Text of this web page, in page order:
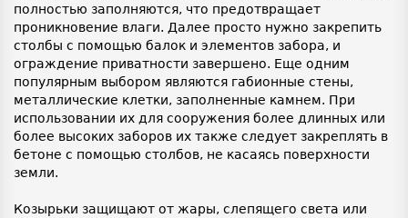
полностью заполняются, что предотвращает
проникновение влаги. Далее просто нужно закрепить
столбы с помощью балок и элементов забора, и
ограждение приватности завершено. Еще одним
популярным выбором являются габионные стены,
металлические клетки, заполненные камнем. При
использовании их для сооружения более длинных или
более высоких заборов их также следует закреплять в
бетоне с помощью столбов, не касаясь поверхности
земли.
Козырьки защищают от жары, слепящего света или